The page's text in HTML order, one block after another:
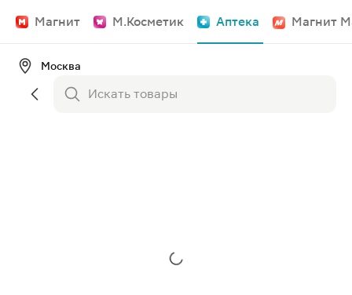
Магнит М.Косметик Аптека Магнит
Москва